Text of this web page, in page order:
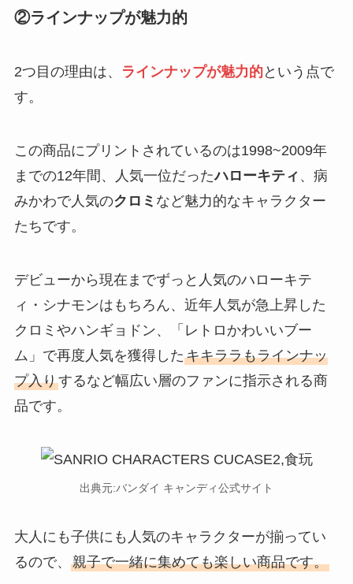
②ラインナップが魅力的
2つ目の理由は、 ラインナップが魅力的という点で
す。
この商品にプリントされているのは1998~2009年
までの12年間、人気一位だったハローキティ 、病
みかわで人気のクロミ など魅力的なキャラクター
たちです。
デビューから現在までずっと人気のハローキテ
ィ・シナモンはもちろん、近年人気が急上昇した
クロミやハンギョドン、「レトロかわいいブー
ム」で再度人気を獲得したキキララもラインナッ
プ入りするなど幅広い層のファンに指示される商
品です。
出典元:バンダイ キャンディ公式サイト
大人にも子供にも人気のキャラクターが揃ってい
るので、 親子で一緒に集めても楽しい商品です。